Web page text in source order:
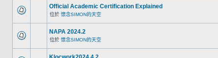
Official Academic Certification Explained
位於 懷念SIMON的天空
NAPA 2024.2
位於 懷念SIMON的天空